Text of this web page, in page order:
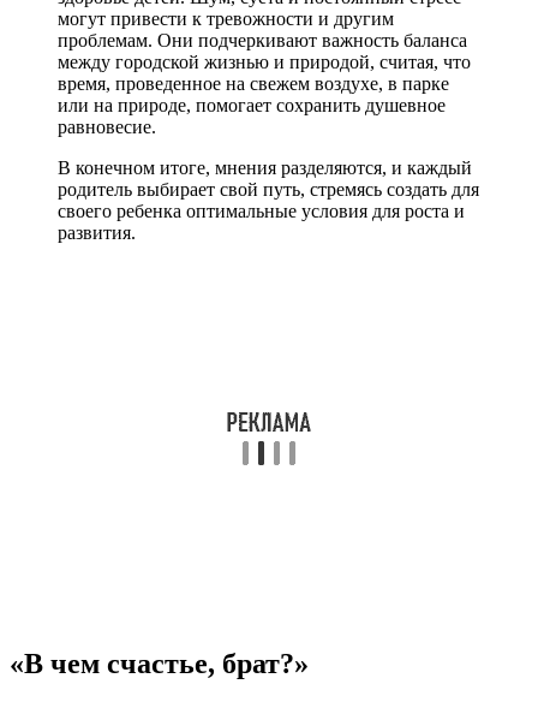
могут привести к тревожности и другим
проблемам. Они подчеркивают важность баланса
между городской жизнью и природой, считая, что
время, проведенное на свежем воздухе, в парке
или на природе, помогает сохранить душевное
равновесие.
В конечном итоге, мнения разделяются, и каждый
родитель выбирает свой путь, стремясь создать для
своего ребенка оптимальные условия для роста и
развития.
«В чем счастье, брат?»